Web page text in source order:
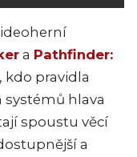
a Pathfinder:
kdo pravidla
systémů hlava
spoustu věcí
a